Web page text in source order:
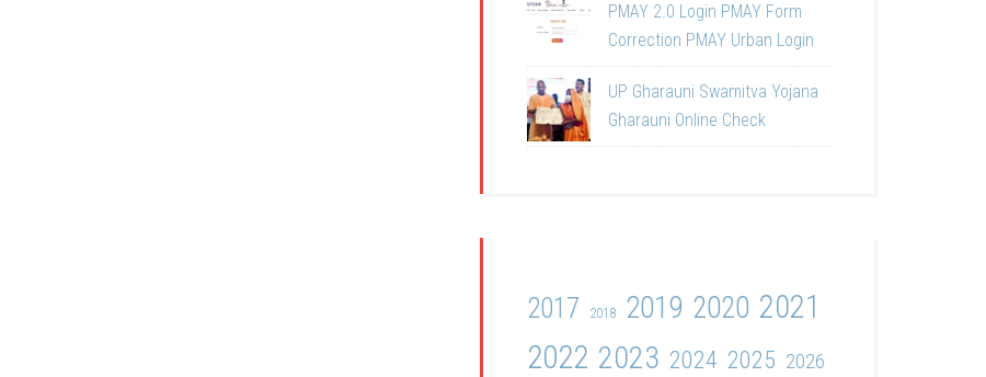
PMAY 2.0 Login PMAY Form
Correction PMAY Urban Login
UP Gharauni Swamitva Yojana
Gharauni Online Check
2017 2018 2019 2020 2021
2022 2023 2024 2025 2026